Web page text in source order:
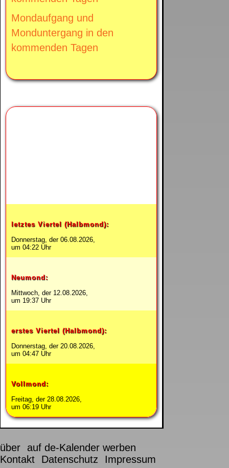
Mondaufgang und
Monduntergang in den
kommenden Tagen
letztes Viertel (Halbmond):
Donnerstag, der 06.08.2026,
um 04:22 Uhr
Neumond:
Mittwoch, der 12.08.2026,
um 19:37 Uhr
erstes Viertel (Halbmond):
Donnerstag, der 20.08.2026,
um 04:47 Uhr
Vollmond:
Freitag, der 28.08.2026,
um 06:19 Uhr
über
auf de-Kalender werben
Kontakt
Datenschutz Impressum